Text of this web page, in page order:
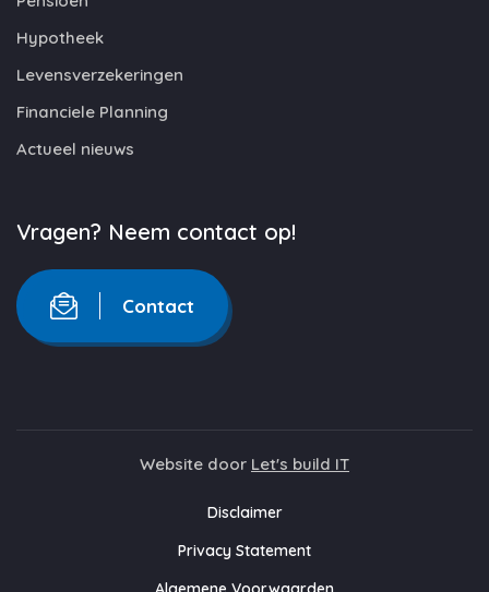
Hypotheek
Levensverzekeringen
Financiele Planning
Actueel nieuws
Vragen? Neem contact op!
Contact
Website door Let's build IT
Disclaimer
Privacy Statement